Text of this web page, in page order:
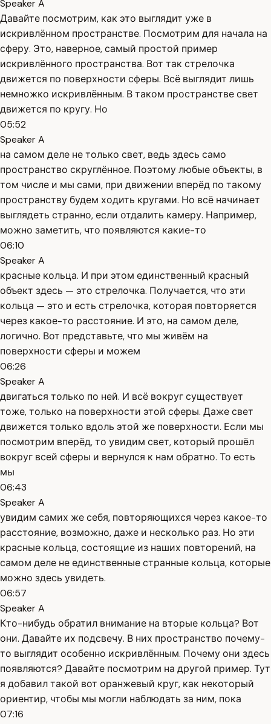
Speaker A
Давайте посмотрим, как это выглядит уже в
искривлённом пространстве. Посмотрим для начала на
сферу. Это, наверное, самый простой пример
искривлённого пространства. Вот так стрелочка
движется по поверхности сферы. Всё выглядит лишь
немножко искривлённым. В таком пространстве свет
движется по кругу. Но
05:52
Speaker A
на самом деле не только свет, ведь здесь само
пространство скруглённое. Поэтому любые объекты, в
том числе и мы сами, при движении вперёд по такому
пространству будем ходить кругами. Но всё начинает
выглядеть странно, если отдалить камеру. Например,
можно заметить, что появляются какие-то
06:10
Speaker A
красные кольца. И при этом единственный красный
объект здесь — это стрелочка. Получается, что эти
кольца — это и есть стрелочка, которая повторяется
через какое-то расстояние. И это, на самом деле,
логично. Вот представьте, что мы живём на
поверхности сферы и можем
06:26
Speaker A
двигаться только по ней. И всё вокруг существует
тоже, только на поверхности этой сферы. Даже свет
движется только вдоль этой же поверхности. Если мы
посмотрим вперёд, то увидим свет, который прошёл
вокруг всей сферы и вернулся к нам обратно. То есть
мы
06:43
Speaker A
увидим самих же себя, повторяющихся через какое-то
расстояние, возможно, даже и несколько раз. Но эти
красные кольца, состоящие из наших повторений, на
самом деле не единственные странные кольца, которые
можно здесь увидеть.
06:57
Speaker A
Кто-нибудь обратил внимание на вторые кольца? Вот
они. Давайте их подсвечу. В них пространство почему-
то выглядит особенно искривлённым. Почему они здесь
появляются? Давайте посмотрим на другой пример. Тут
я добавил такой вот оранжевый круг, как некоторый
ориентир, чтобы мы могли наблюдать за ним, пока
07:16